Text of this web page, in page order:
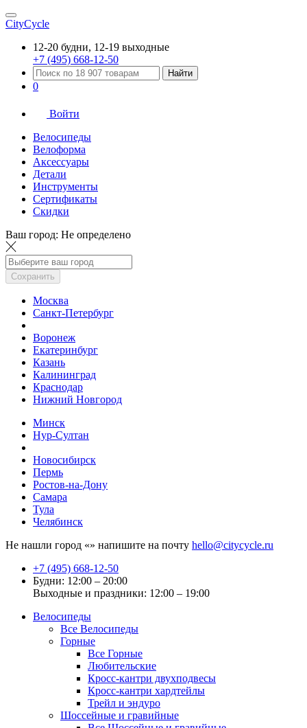
CityCycle
12-20 будни, 12-19 выходные
+7 (495) 668-12-50
Найти
0
Войти
Велосипеды
Велоформа
Аксессуары
Детали
Инструменты
Сертификаты
Скидки
Ваш город: Не определено
Сохранить
Москва
Санкт-Петербург
Воронеж
Екатеринбург
Казань
Калининград
Краснодар
Нижний Новгород
Минск
Нур-Султан
Новосибирск
Пермь
Ростов-на-Дону
Самара
Тула
Челябинск
Не нашли город «» напишите на почту hello@citycycle.ru
+7 (495) 668-12-50
Будни: 12:00 – 20:00
Выходные и праздники: 12:00 – 19:00
Велосипеды
Все Велосипеды
Горные
Все Горные
Любительские
Кросс-кантри двухподвесы
Кросс-кантри хардтейлы
Трейл и эндуро
Шоссейные и гравийные